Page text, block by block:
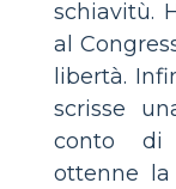
schiavitù.
al
libertà.
scrisse
conto di
ottenne la